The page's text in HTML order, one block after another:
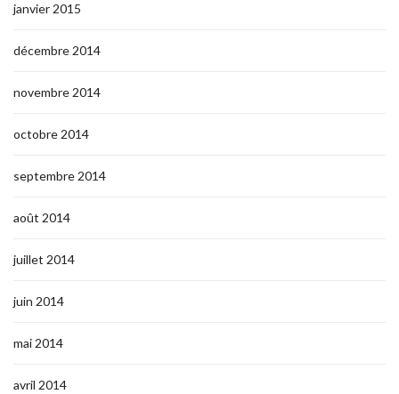
janvier 2015
décembre 2014
novembre 2014
octobre 2014
septembre 2014
août 2014
juillet 2014
juin 2014
mai 2014
avril 2014